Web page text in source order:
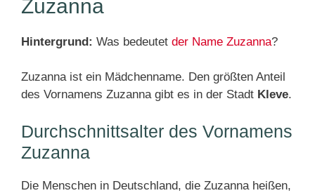
Zuzanna
Hintergrund: Was bedeutet der Name Zuzanna?
Zuzanna ist ein Mädchenname. Den größten Anteil
des Vornamens Zuzanna gibt es in der Stadt Kleve.
Durchschnittsalter des Vornamens
Zuzanna
Die Menschen in Deutschland, die Zuzanna heißen,